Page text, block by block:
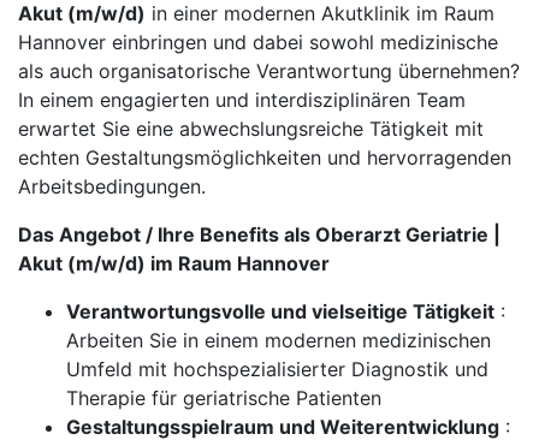
Akut (m/w/d) in einer modernen Akutklinik im Raum
Hannover einbringen und dabei sowohl medizinische
als auch organisatorische Verantwortung übernehmen?
In einem engagierten und interdisziplinären Team
erwartet Sie eine abwechslungsreiche Tätigkeit mit
echten Gestaltungsmöglichkeiten und hervorragenden
Arbeitsbedingungen.
Das Angebot / Ihre Benefits als Oberarzt Geriatrie |
Akut (m/w/d) im Raum Hannover
Verantwortungsvolle und vielseitige Tätigkeit :
Arbeiten Sie in einem modernen medizinischen
Umfeld mit hochspezialisierter Diagnostik und
Therapie für geriatrische Patienten
Gestaltungsspielraum und Weiterentwicklung :